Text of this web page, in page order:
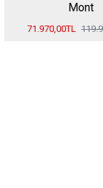
Mont
71.970,00TL